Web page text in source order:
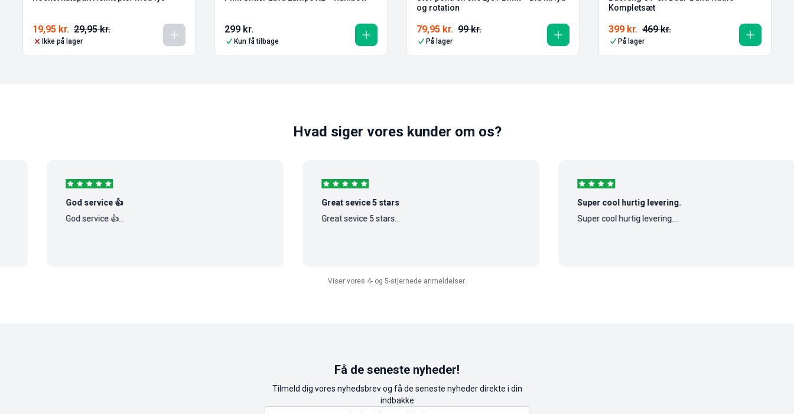
29,95kr.
19,95 kr.
Ikke på lager
299 kr.
Kun få tilbage
og rotation
99kr.
79,95 kr.
På lager
Kompletsæt
469kr.
399 kr.
På lager
Hvad siger vores kunder om os?
God service 👍
God service 👍...
Great sevice 5 stars
Great sevice 5 stars...
Super cool hurtig levering.
Super cool hurtig levering....
Viser vores 4- og 5-stjernede anmeldelser.
Få de seneste nyheder!
Tilmeld dig vores nyhedsbrev og få de seneste nyheder direkte i din
indbakke